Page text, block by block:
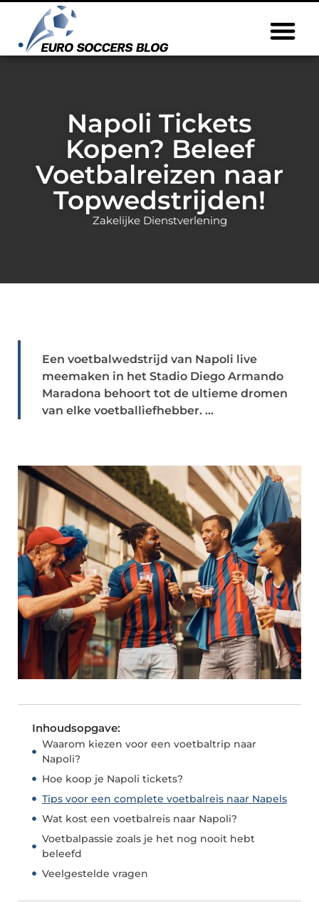
Napoli Tickets
Kopen? Beleef
Voetbalreizen naar
Topwedstrijden!
Zakelijke Dienstverlening
Een voetbalwedstrijd van Napoli live
meemaken in het Stadio Diego Armando
Maradona behoort tot de ultieme dromen
van elke voetballiefhebber. ...
Inhoudsopgave:
Waarom kiezen voor een voetbaltrip naar
Napoli?
Hoe koop je Napoli tickets?
Tips voor een complete voetbalreis naar Napels
Wat kost een voetbalreis naar Napoli?
Voetbalpassie zoals je het nog nooit hebt
beleefd
Veelgestelde vragen